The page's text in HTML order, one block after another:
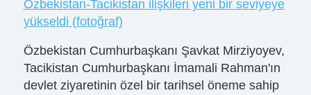
Özbekistan-Tacikistan ilişkileri yeni bir seviyeye
yükseldi (fotoğraf)
Özbekistan Cumhurbaşkanı Şavkat Mirziyoyev,
Tacikistan Cumhurbaşkanı İmamali Rahman'ın
devlet ziyaretinin özel bir tarihsel öneme sahip